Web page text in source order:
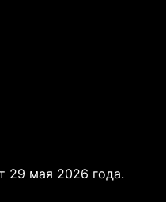
29 мая 2026 года.